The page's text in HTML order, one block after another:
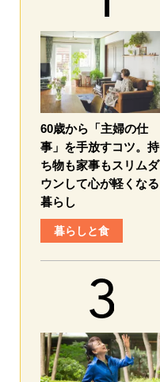
60歳から「主婦の仕
事」を手放すコツ。持
ち物も家事もスリムダ
ウンして心が軽くなる
暮らし
暮らしと食